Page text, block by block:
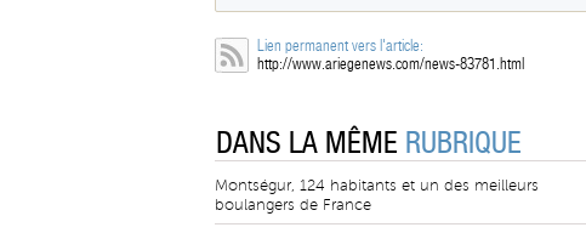
Lien permanent vers l'article:
http://www.ariegenews.com/news-83781.html
DANS LA MÊME RUBRIQUE
Montségur, 124 habitants et un des meilleurs
boulangers de France